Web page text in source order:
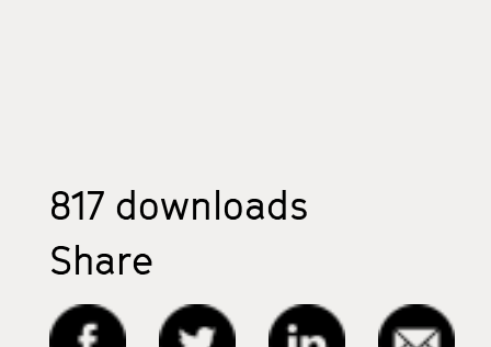
817 downloads
Share